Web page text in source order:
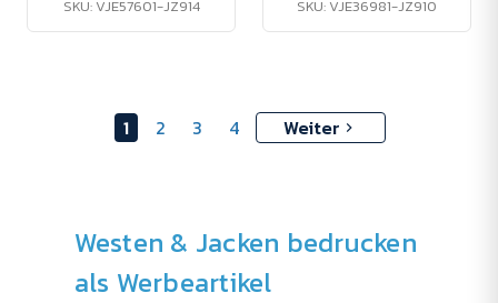
SKU: VJE57601-JZ914 SKU: VJE36981-JZ910
1 2 3 4 Weiter
Westen & Jacken bedrucken
als Werbeartikel